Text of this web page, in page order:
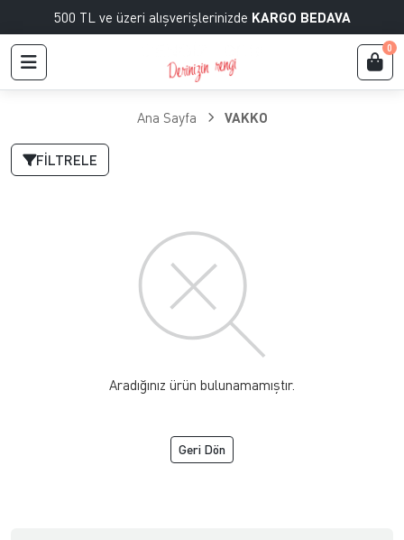
500 TL ve üzeri alışverişlerinizde KARGO BEDAVA
0
Ana Sayfa VAKKO
FILTRELE
Aradığınız ürün bulunamamıştır.
Geri Dön